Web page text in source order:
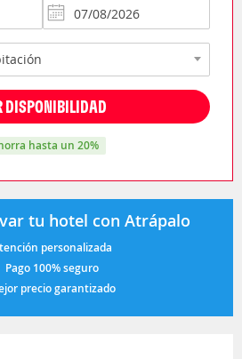
DISPONIBILIDAD
hasta un 20%
tu hotel con Atrápalo
personalizada
Pago 100% seguro
precio garantizado